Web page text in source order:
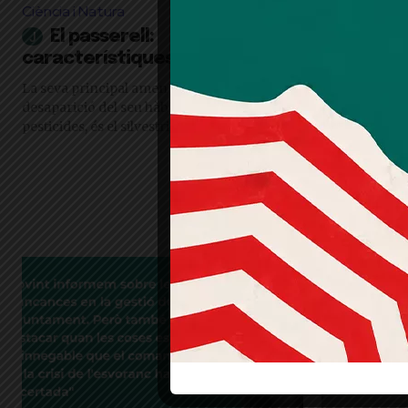
Ciència i Natura
El passerell:
característiques i curiositats
La seva principal amenaça, a més de la
desaparició del seu hàbitat i l'ús de
pesticides, és el silvestrisme
"De la
harmonia a
l’exterior,
com és a
Vilalta